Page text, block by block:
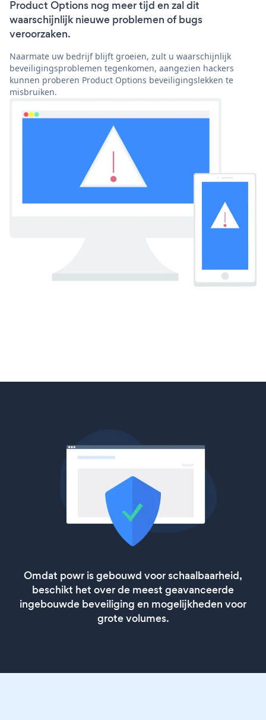
Product Options nog meer tijd en zal dit
waarschijnlijk nieuwe problemen of bugs
veroorzaken.
Naarmate uw bedrijf blijft groeien, zult u waarschijnlijk
beveiligingsproblemen tegenkomen, aangezien hackers
kunnen proberen Product Options beveiligingslekken te
misbruiken.
Omdat powr is gebouwd voor schaalbaarheid,
beschikt het over de meest geavanceerde
ingebouwde beveiliging en mogelijkheden voor
grote volumes.